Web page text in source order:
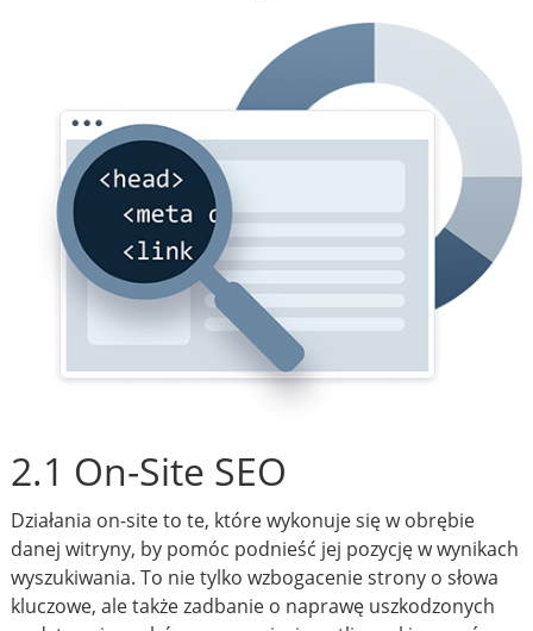
2.1 On-Site SEO
Działania on-site to te, które wykonuje się w obrębie
danej witryny, by pomóc podnieść jej pozycję w wynikach
wyszukiwania. To nie tylko wzbogacenie strony o słowa
kluczowe, ale także zadbanie o naprawę uszkodzonych